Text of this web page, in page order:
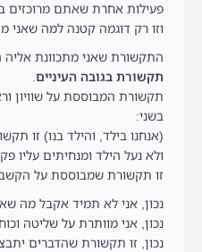
פעילות אחרת שאתם מרוכזים
וזו רק דוגמה קטנה למה שאני
התקשורת שאני מתכוונת אליה
תקשורת בגובה העיניים.
תקשורת המבוססת על שוויון
בשני:
(אנחנו בילד, והילד בנו) זו
ולא נעל הילד ומנחיתים עליו
זו תקשורת שמבוססת על
נכון, אני לא תמיד אקבל מה
נכון, אני מוותרת על שליטה
נכון, זו תקשורת שהדברים